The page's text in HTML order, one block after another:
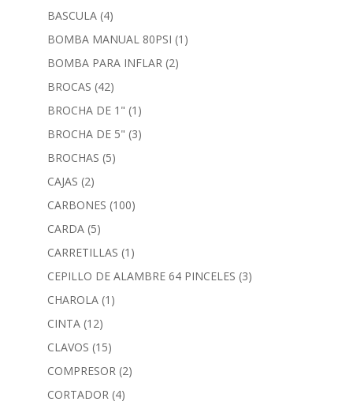
BASCULA (4)
BOMBA MANUAL 80PSI (1)
BOMBA PARA INFLAR (2)
BROCAS (42)
BROCHA DE 1" (1)
BROCHA DE 5" (3)
BROCHAS (5)
CAJAS (2)
CARBONES (100)
CARDA (5)
CARRETILLAS (1)
CEPILLO DE ALAMBRE 64 PINCELES (3)
CHAROLA (1)
CINTA (12)
CLAVOS (15)
COMPRESOR (2)
CORTADOR (4)